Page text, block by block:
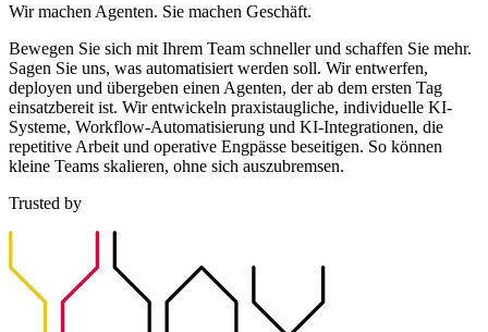
Wir machen Agenten. Sie machen Geschäft.
Bewegen Sie sich mit Ihrem Team schneller und schaffen Sie mehr.
Sagen Sie uns, was automatisiert werden soll. Wir entwerfen,
deployen und übergeben einen Agenten, der ab dem ersten Tag
einsatzbereit ist. Wir entwickeln praxistaugliche, individuelle KI-
Systeme, Workflow-Automatisierung und KI-Integrationen, die
repetitive Arbeit und operative Engpässe beseitigen. So können
kleine Teams skalieren, ohne sich auszubremsen.
Trusted by